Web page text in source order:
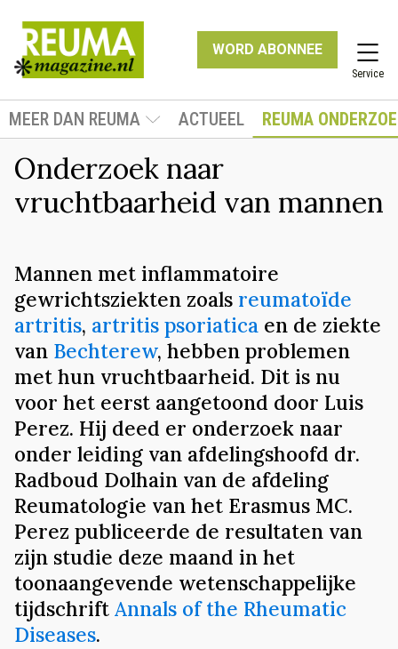
WORD ABONNEE
Service
MEER DAN REUMA ACTUEEL REUMA
Onderzoek naar
vruchtbaarheid van mannen
Mannen met inflammatoire
gewrichtsziekten zoals reumatoïde
artritis, artritis psoriatica en de ziekte
van Bechterew, hebben problemen
met hun vruchtbaarheid. Dit is nu
voor het eerst aangetoond door Luis
Perez. Hij deed er onderzoek naar
onder leiding van afdelingshoofd dr.
Radboud Dolhain van de afdeling
Reumatologie van het Erasmus MC.
Perez publiceerde de resultaten van
zijn studie deze maand in het
toonaangevende wetenschappelijke
tijdschrift Annals of the Rheumatic
Diseases.